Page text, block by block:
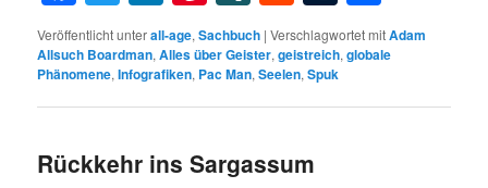
Veröffentlicht unterall-age,Sachbuch |Verschlagwortet mitAdam
Allsuch Boardman,Alles über Geister,geistreich,globale
Phänomene,Infografiken, Pac Man,Seelen,Spuk
Rückkehr ins Sargassum